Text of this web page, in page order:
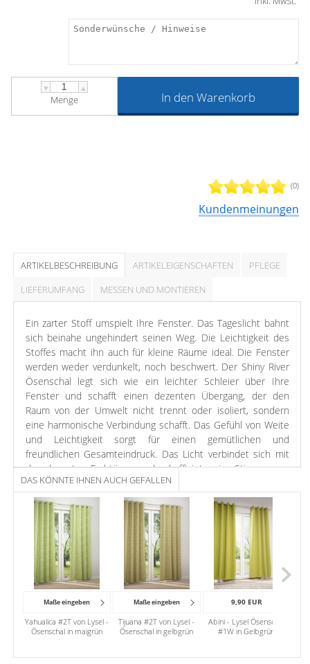
(0)
Kundenmeinungen
▼ ▲
Menge In den Warenkorb
ARTIKELBESCHREIBUNG ARTIKELEIGENSCHAFTEN
PFLEGE
LIEFERUMFANG
MESSEN UND MONTIEREN
Ein zarter Stoff umspielt Ihre Fenster. Das Tageslicht bahnt
sich beinahe ungehindert seinen Weg. Die Leichtigkeit des
Stoffes macht ihn auch für kleine Räume ideal. Die Fenster
werden weder verdunkelt, noch beschwert. Der Shiny River
Ösenschal legt sich wie ein leichter Schleier über Ihre
Fenster und schafft einen dezenten Übergang, der den
Raum von der Umwelt nicht trennt oder isoliert, sondern
eine harmonische Verbindung schafft. Das Gefühl von Weite
und Leichtigkeit sorgt für einen gemütlichen und
freundlichen Gesamteindruck. Das Licht verbindet sich mit
den dezenten Farbtönen und schafft intensive Stimmungen
und Kontraste, die besonders dem Wohnzimmer zu Gute
kommen.
Hier präsentiert sich der Shiny River Ösenschal in einem
frischen Hellgrün. Weiß, Braun oder Orange bieten sich als
Umgebungsfarben an.
DAS KÖNNTE IHNEN AUCH GEFALLEN
Maße eingeben
Yahualica #2T von Lysel -
Ösenschal in maigrün
Maße eingeben
Tijuana #2T von Lysel -
Ösenschal in gelbgrün
9,90 EUR
Abini - Lysel Ösenschal
#1W in Gelbgrün